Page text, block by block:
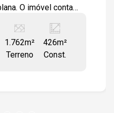
O imóvel conta
de 15 vagas na
nos fundos. Há
com diversas
1.762m²
Terreno
426m²
Const.